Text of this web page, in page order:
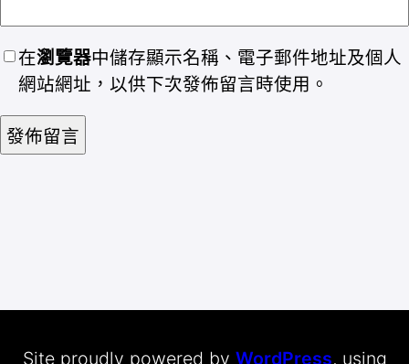
在瀏覽器中儲存顯示名稱、電子郵件地址及個人
網站網址，以供下次發佈留言時使用。
Site proudly powered by WordPress, using